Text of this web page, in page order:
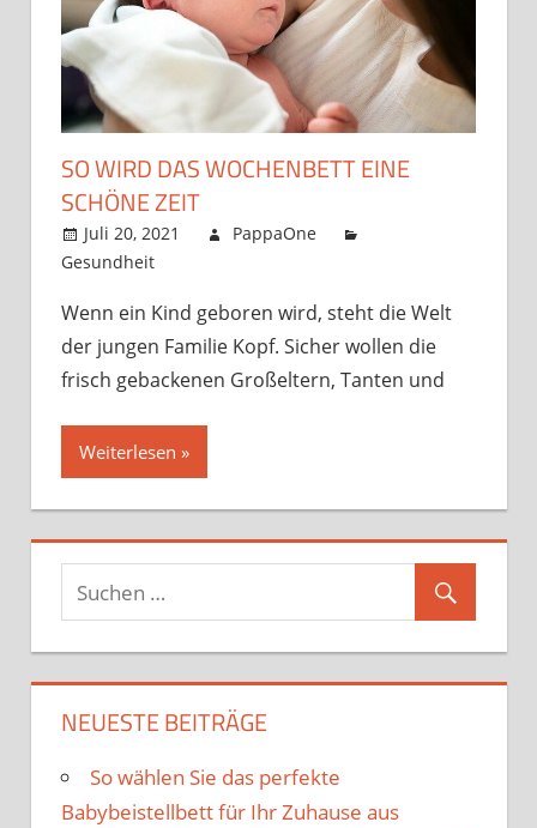
SO WIRD DAS WOCHENBETT EINE
SCHÖNE ZEIT
Juli 20, 2021
PappaOne
Gesundheit
Wenn ein Kind geboren wird, steht die Welt
der jungen Familie Kopf. Sicher wollen die
frisch gebackenen Großeltern, Tanten und
Weiterlesen
NEUESTE BEITRÄGE
So wählen Sie das perfekte
Babybeistellbett für Ihr Zuhause aus